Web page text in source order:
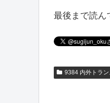
最後まで読ん
9384 内外トラ